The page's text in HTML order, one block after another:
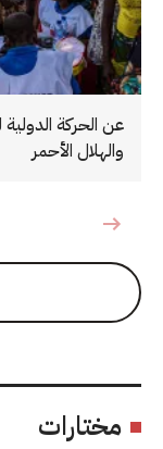
عن الحركة
والهلال الأحمر
مختارات